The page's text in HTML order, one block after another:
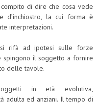
di dire che cosa vede
d’inchiostro, la cui forma è
interpretazioni.
si rifà ad ipotesi sulle forze
spingono il soggetto a fornire
delle tavole.
in età evolutiva,
adulta ed anziani. Il tempo di